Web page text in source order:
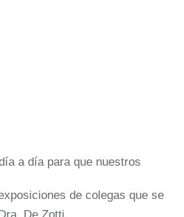
a día para que nuestros
de colegas que se